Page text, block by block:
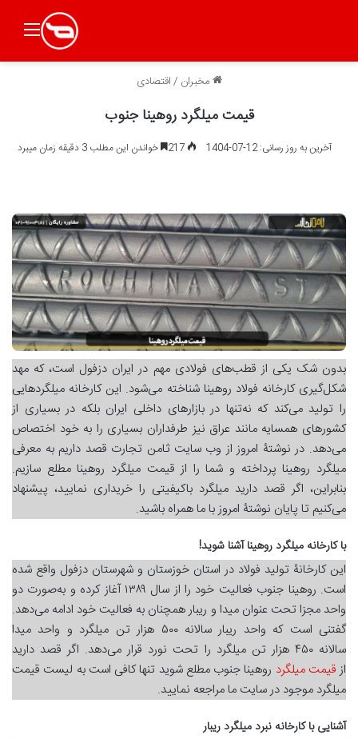
مخبران /اقتصادی
قیمت میلگرد روهینا جنوب
آخرین به روز رسانی: 12-07-1404 217 خواندن این مطلب 3 دقیقه زمان میبرد
بدون شک یکی از قطب‌های فولادی مهم در ایران دزفول است، که مهد
شکل‌گیری کارخانه فولاد روهینا شناخته می‌شود. این کارخانه میلگردهایی
را تولید می‌کند که نه‌تنها در بازارهای داخلی ایران بلکه در بسیاری از
کشورهای همسایه مانند عراق نیز طرفداران بسیاری را به خود اختصاص
می‌دهد. در نوشتۀ امروز از وب سایت ثامن تجارت قصد داریم به معرفی
میلگرد روهینا پرداخته و شما را از قیمت میلگرد روهینا مطلع سازیم.
بنابراین، اگر قصد دارید میلگرد باکیفیتی را خریداری نمایید، پیشنهاد
می‌کنیم تا پایان نوشتۀ امروز با ما همراه باشید.
با کارخانه میلگرد روهینا آشنا شوید!
این کارخانۀ تولید فولاد در استان خوزستان و شهرستان دزفول واقع شده
است. روهینا جنوب فعالیت خود را از سال ۱۳۸۹ آغاز کرده و به‌صورت دو
واحد مجزا تحت عنوان میدا و ریبار همچنان به فعالیت خود ادامه می‌دهد.
گفتنی است که واحد ریبار سالانه ۵۰۰ هزار تن میلگرد و واحد میدا
سالانه ۴۵۰ هزار تن میلگرد را تحت نورد قرار می‌دهد. اگر قصد دارید
از قیمت میلگرد روهینا جنوب مطلع شوید تنها کافی است به لیست قیمت
میلگرد موجود در سایت ما مراجعه نمایید.
آشنایی با کارخانه نبرد میلگرد ریبار